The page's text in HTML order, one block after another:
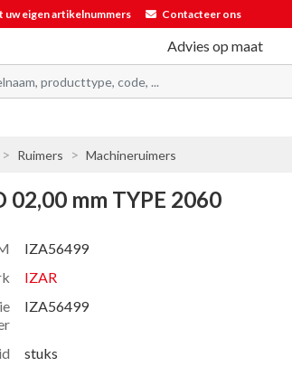
uw eigen artikelnummers Contacteer ons
Advies op maat
Ruimers Machineruimers
02,00 mm TYPE 2060
IZA56499
IZAR
IZA56499
stuks